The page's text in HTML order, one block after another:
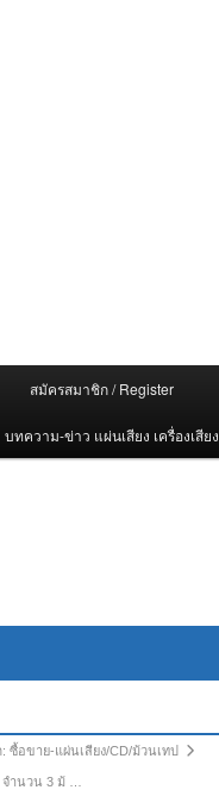
สมัครสมาชิก / Register
บทความ-ข่าว แผ่นเสียง เครื่องเสียง
ซื้อขาย-แผ่นเสียง/CD/ม้วนเทป
ำนวน 3 ม้ …
wplink